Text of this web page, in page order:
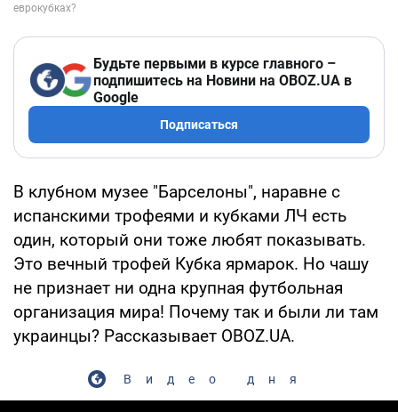
Будьте первыми в курсе главного –
подпишитесь на Новини на OBOZ.UA в
Google
Подписаться
В клубном музее "Барселоны", наравне с
испанскими трофеями и кубками ЛЧ есть
один, который они тоже любят показывать.
Это вечный трофей Кубка ярмарок. Но чашу
не признает ни одна крупная футбольная
организация мира! Почему так и были ли там
украинцы? Рассказывает OBOZ.UA.
Видео дня